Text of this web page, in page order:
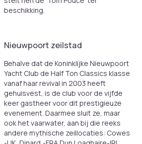
beschikking.
Nieuwpoort zeilstad
Behalve dat de Koninklijke Nieuwpoort
Yacht Club de Half Ton Classics klasse
vanaf haar revival in 2003 heeft
gehuisvest, is de club voor de vijfde
keer gastheer voor dit prestigieuze
evenement. Daarmee sluit ze, maar
ook het vaarwater, aan bij die reeks
andere mythische zeillocaties: Cowes